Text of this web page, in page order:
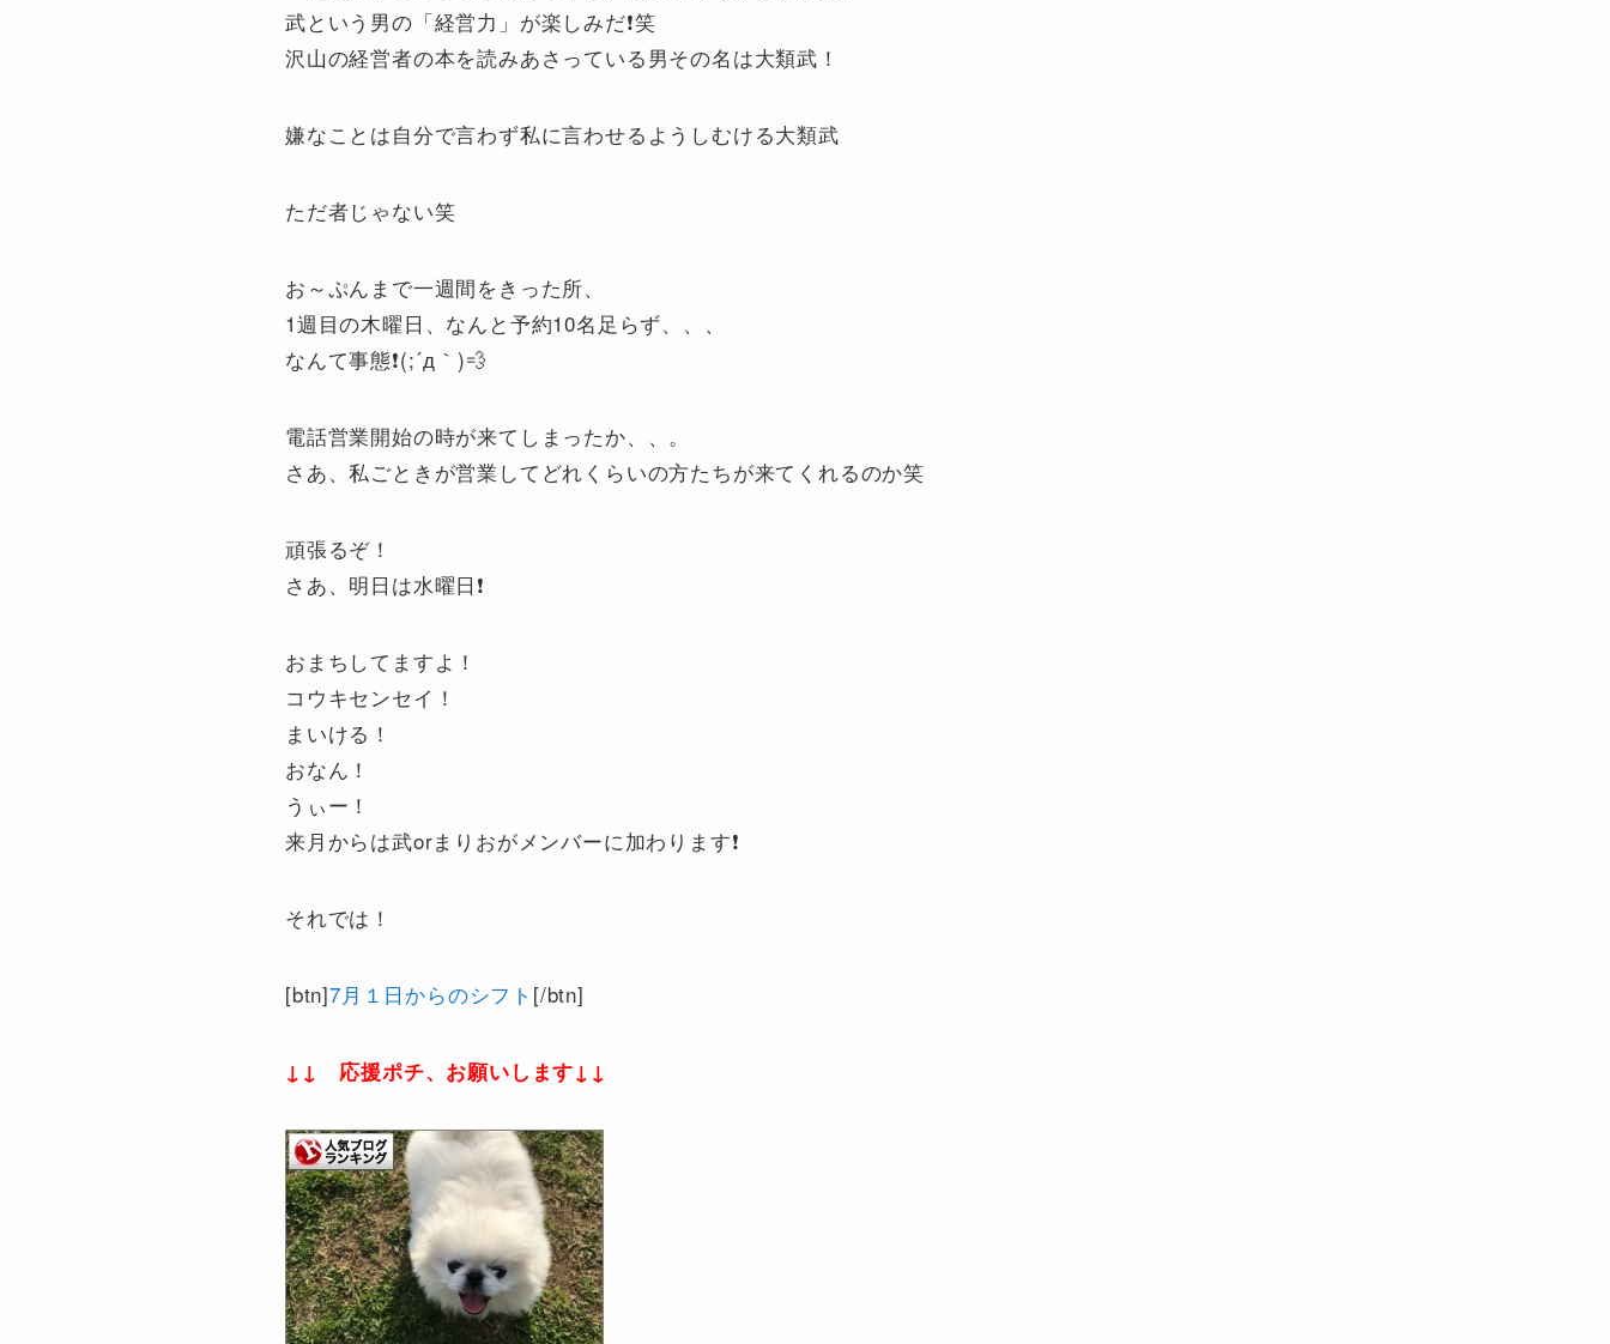
武という男の「経営力」が楽しみだ❗笑
沢山の経営者の本を読みあさっている男その名は大類武！
嫌なことは自分で言わず私に言わせるようしむける大類武
ただ者じゃない笑
お～ぷんまで一週間をきった所、
1週目の木曜日、なんと予約10名足らず、、、
なんて事態❗(;´д｀)💨
電話営業開始の時が来てしまったか、、。
さあ、私ごときが営業してどれくらいの方たちが来てくれるのか笑
頑張るぞ！
さあ、明日は水曜日❗
おまちしてますよ！
コウキセンセイ！
まいける！
おなん！
うぃー！
来月からは武orまりおがメンバーに加わります❗
それでは！
[btn]7月１日からのシフト [/btn]
↓↓ 応援ポチ、お願いします↓↓